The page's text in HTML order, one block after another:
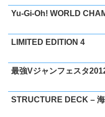
Yu-Gi-Oh! WORLD
LIMITED EDITION 4
最強Vジャンフェスタ
STRUCTURE DECK –